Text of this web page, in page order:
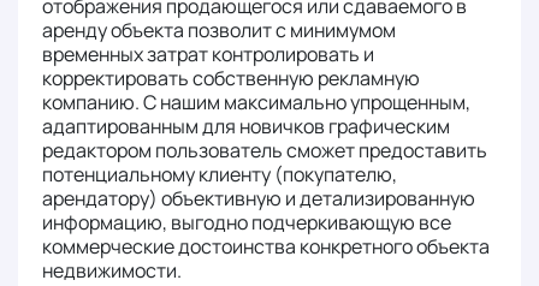
отображения продающегося или сдаваемого в
аренду объекта позволит с минимумом
временных затрат контролировать и
корректировать собственную рекламную
компанию. С нашим максимально упрощенным,
адаптированным для новичков графическим
редактором пользователь сможет предоставить
потенциальному клиенту (покупателю,
арендатору) объективную и детализированную
информацию, выгодно подчеркивающую все
коммерческие достоинства конкретного объекта
недвижимости.